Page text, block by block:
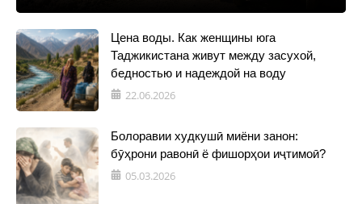
Цена воды. Как женщины юга
Таджикистана живут между засухой,
бедностью и надеждой на воду
22.06.2026
Болоравии худкушӣ миёни занон:
бӯҳрони равонӣ ё фишорҳои иҷтимоӣ?
05.03.2026